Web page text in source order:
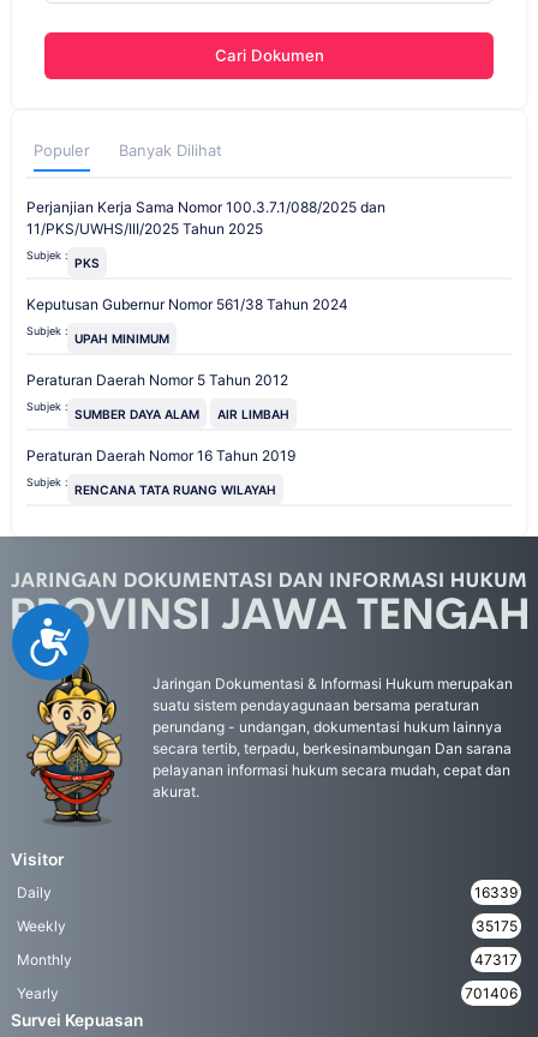
Accessibility
Cari Dokumen
Populer Banyak Dilihat
Perjanjian Kerja Sama Nomor 100.3.7.1/088/2025 dan
11/PKS/UWHS/III/2025 Tahun 2025
Subjek : PKS
Keputusan Gubernur Nomor 561/38 Tahun 2024
Subjek : UPAH MINIMUM
Peraturan Daerah Nomor 5 Tahun 2012
Subjek : SUMBER DAYA ALAM AIR LIMBAH
Peraturan Daerah Nomor 16 Tahun 2019
Subjek : RENCANA TATA RUANG WILAYAH
Jaringan Dokumentasi & Informasi Hukum merupakan
suatu sistem pendayagunaan bersama peraturan
perundang - undangan, dokumentasi hukum lainnya
secara tertib, terpadu, berkesinambungan Dan sarana
pelayanan informasi hukum secara mudah, cepat dan
akurat.
Visitor
Daily
16339
Weekly
35175
Monthly
47317
Yearly
701406
Survei Kepuasan